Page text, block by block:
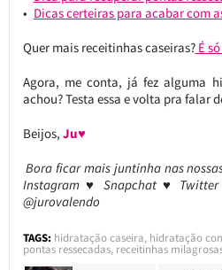
Dicas certeiras para acabar com
Quer mais receitinhas caseiras?É
Agora, me conta, já fez alguma
achou? Testa essa e volta pra falar
Beijos, Ju♥
Bora ficar mais juntinha nas
Instagram ♥ Snapchat ♥
@jurovalendo
TAGS: hidratação caseira, hidratação
pontas ressecadas, receitinhas